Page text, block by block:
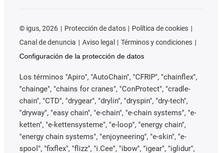
© igus, 2026 Protección de datos
Política de cookies
Canal de denuncia
Aviso legal
Términos y condiciones
Configuración de la protección de datos
Los términos "Apiro", "AutoChain", "CFRIP", "chainflex",
"chainge", "chains for cranes", "ConProtect", "cradle-
chain", "CTD", "drygear", "drylin", "dryspin", "dry-tech",
"dryway", "easy chain", "e-chain", "e-chain systems", "e-
ketten", "e-kettensysteme", "e-loop", "energy chain",
"energy chain systems", "enjoyneering", "e-skin", "e-
spool", "fixflex", "flizz", "i.Cee", "ibow", "igear", "iglidur",